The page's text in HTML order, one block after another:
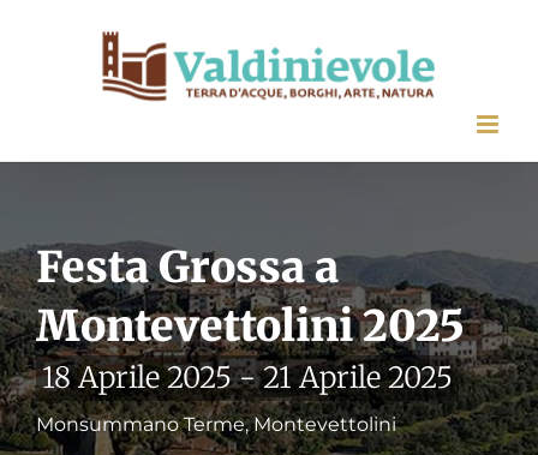
Festa Grossa a
Montevettolini 2025
18 Aprile 2025-21 Aprile 2025
Monsummano Terme, Montevettolini